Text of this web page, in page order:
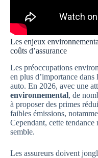
Les enjeux
coûts d’assurance
Les préoccupations
en plus d’importance dans
auto. En 2026, avec une
environnemental, de
à proposer des primes
faibles émissions,
Cependant, cette tendance
semble.
Les assureurs doivent